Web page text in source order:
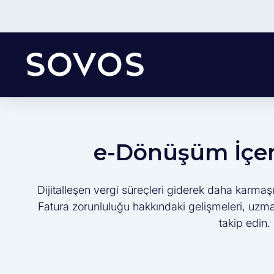
e-Dönüşüm
Dijitalleşen vergi süreçleri giderek daha
Fatura zorunluluğu hakkındaki gelişmeleri,
takip edin.